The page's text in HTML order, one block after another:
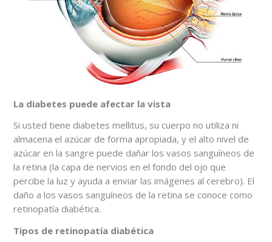
La diabetes puede afectar la vista
Si usted tiene diabetes mellitus, su cuerpo no utiliza ni
almacena el azúcar de forma apropiada, y el alto nivel de
azúcar en la sangre puede dañar los vasos sanguíneos de
la retina (la capa de nervios en el fondo del ojo que
percibe la luz y ayuda a enviar las imágenes al cerebro). El
daño a los vasos sanguíneos de la retina se conoce como
retinopatía diabética.
Tipos de retinopatía diabética